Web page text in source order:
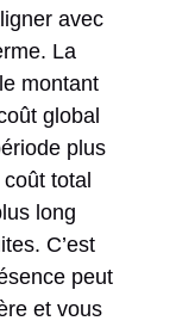
avec
La
montant
global
plus
coût total
long
C’est
peut
et vous